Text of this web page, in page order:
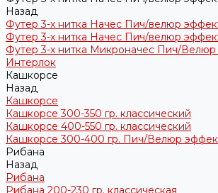
Назад
Футер 3-х нитка Начес Пич/велюр
Футер 3-х нитка Начес Пич/велюр
Футер 3-х нитка Микроначес Пич/
Интерлок
Кашкорсе
Назад
Кашкорсе
Кашкорсе 300-350 гр. классический
Кашкорсе 400-550 гр. классический
Кашкорсе 300-400 гр. Пич/Велюр
Рибана
Назад
Рибана
Рибана 200-230 гр. классическая